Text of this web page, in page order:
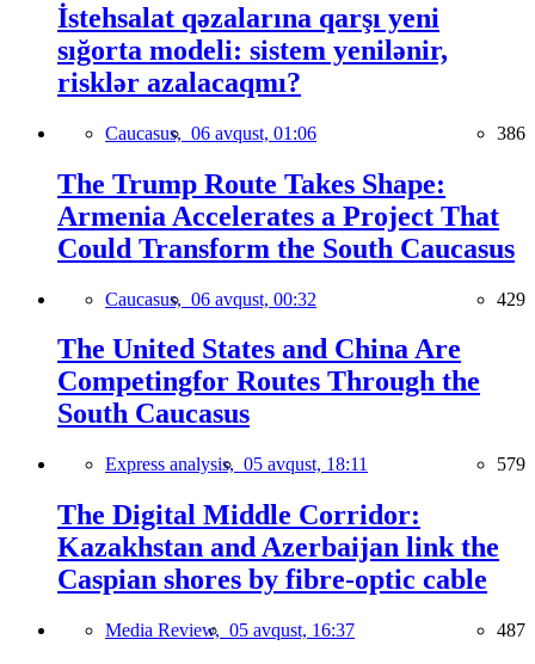
İstehsalat qəzalarına qarşı yeni
sığorta modeli: sistem yenilənir,
risklər azalacaqmı?
Caucasus, 06 avqust, 01:06 386
The Trump Route Takes Shape:
Armenia Accelerates a Project That
Could Transform the South Caucasus
Caucasus, 06 avqust, 00:32 429
The United States and China Are
Competingfor Routes Through the
South Caucasus
Express analysis, 05 avqust, 18:11 579
The Digital Middle Corridor:
Kazakhstan and Azerbaijan link the
Caspian shores by fibre-optic cable
Media Review, 05 avqust, 16:37 487